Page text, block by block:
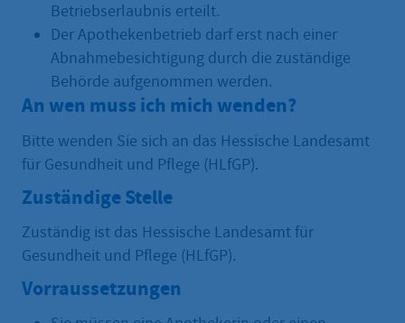
Betriebserlaubnis erteilt.
Der Apothekenbetrieb darf erst nach einer
Abnahmebesichtigung durch die zuständige
Behörde aufgenommen werden.
An wen muss ich mich wenden?
Bitte wenden Sie sich an das Hessische Landesamt
für Gesundheit und Pflege (HLfGP).
Zuständige Stelle
Zuständig ist das Hessische Landesamt für
Gesundheit und Pflege (HLfGP).
Vorraussetzungen